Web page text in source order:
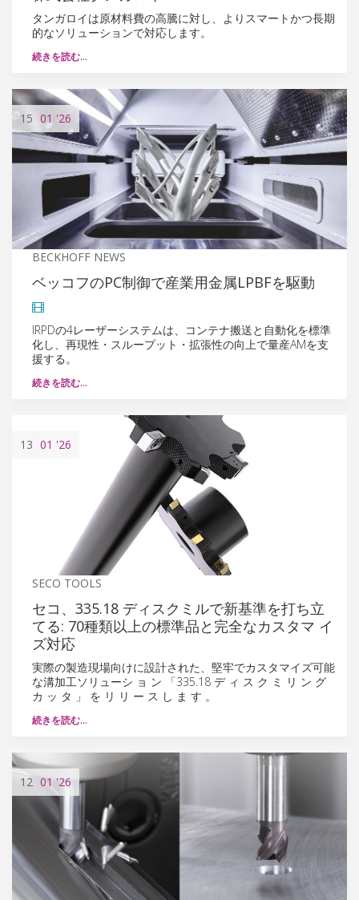
タンガロイは原材料費の高騰に対し、よりスマートかつ長期
的なソリューションで対応します。
続きを読む…
15 01 '26
BECKHOFF NEWS
ベッコフのPC制御で産業用金属LPBFを駆動
IRPDの4レーザーシステムは、コンテナ搬送と自動化を標準
化し、再現性・スループット・拡張性の向上で量産AMを支
援する。
続きを読む…
13 01 '26
SECO TOOLS
セコ、335.18 ディスクミルで新基準を打ち立
てる: 70種類以上の標準品と完全なカスタマ イ
ズ対応
実際の製造現場向けに設計された、堅牢でカスタマイズ可能
な溝加工ソリューシ ョ ン 「335.18 デ ィ ス ク ミ リ ン グ
カ ッ タ 」 を リ リ ー ス し ま す 。
続きを読む…
12 01'26